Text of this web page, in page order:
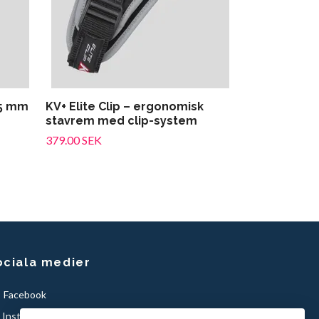
mm
KV+ Elite Clip – ergonomisk
stavrem med clip-system
379.00 SEK
medier
Facebook
Instagram